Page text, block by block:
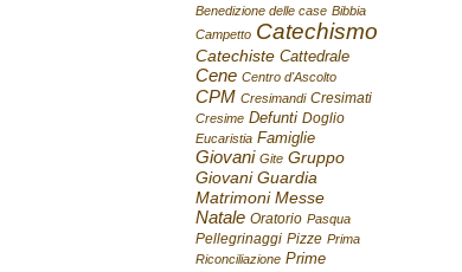
Benedizione delle case Bibbia
Campetto Catechismo
Catechiste Cattedrale
Cene Centro d'Ascolto
CPM Cresimandi Cresimati
Cresime Defunti Doglio
Eucaristia Famiglie
Giovani Gite Gruppo
Giovani Guardia
Matrimoni Messe
Natale Oratorio Pasqua
Pellegrinaggi Pizze Prima
Riconciliazione Prime